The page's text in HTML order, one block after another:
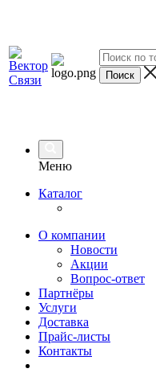
Меню
Каталог
О компании
Новости
Акции
Вопрос-ответ
Партнёры
Услуги
Доставка
Прайс-листы
Контакты